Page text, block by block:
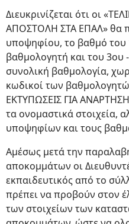
Διευκρινίζεται ότι οι
ΑΠΟΣΤΟΛΗ ΣΤΑ ΕΠΑΛ» θα
υποψηφίου, το βαθμό
βαθμολογητή και του 3ου
συνολική βαθμολογία,
κωδικοί των
ΕΚΤΥΠΩΣΕΙΣ ΓΙΑ
τα ονομαστικά στοιχεία,
υποψηφίων και τους
Αμέσως μετά την
αποκομμάτων οι
εκπαιδευτικός από το
πρέπει να προβούν στον
των στοιχείων των